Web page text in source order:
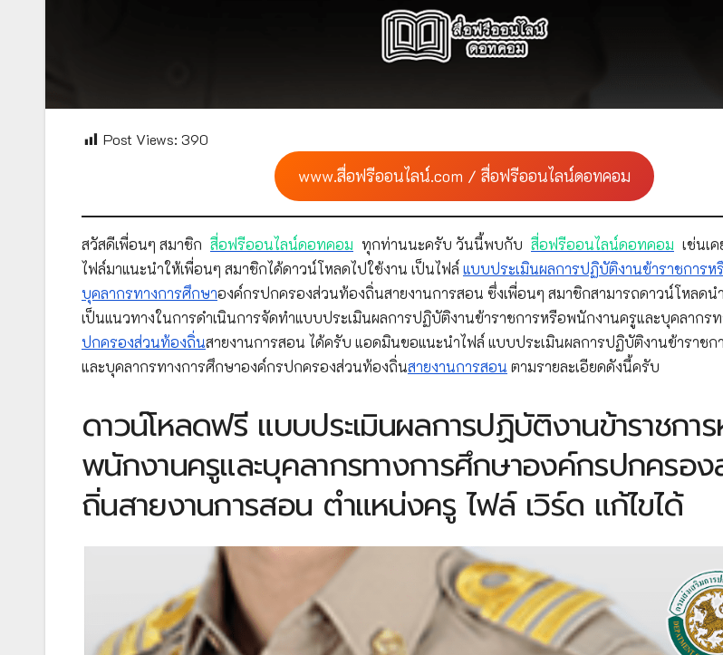
Post Views: 390
www.สื่อฟรีออนไลน์.com / สื่อฟรีออนไลน์ดอทคอม
สวัสดีเพื่อนๆ สมาชิก สื่อฟรีออนไลน์ดอทคอม ทุกท่านนะครับ วันนี้พบกับ สื่อฟรีออนไลน์ดอทคอม เช่นเ
ไฟล์มาแนะนำให้เพื่อนๆ สมาชิกได้ดาวน์โหลดไปใช้งาน เป็นไฟล์ แบบประเมินผลการปฏิบัติงานข้าราชการห
บุคลากรทางการศึกษาองค์กรปกครองส่วนท้องถิ่นสายงานการสอน ซึ่งเพื่อนๆ สมาชิกสามารถดาวน์โหลดน
เป็นแนวทางในการดำเนินการจัดทำแบบประเมินผลการปฏิบัติงานข้าราชการหรือพนักงานครูและบุคลากร
ปกครองส่วนท้องถิ่นสายงานการสอน ได้ครับ แอดมินขอแนะนำไฟล์ แบบประเมินผลการปฏิบัติงานข้าราช
และบุคลากรทางการศึกษาองค์กรปกครองส่วนท้องถิ่นสายงานการสอน ตามรายละเอียดดังนี้ครับ
ดาวน์โหลดฟรี แบบประเมินผลการปฏิบัติงานข้าราชกา
พนักงานครูและบุคลากรทางการศึกษาองค์กรปกครอ
ถิ่นสายงานการสอน ตำแหน่งครู ไฟล์ เวิร์ด แก้ไขได้